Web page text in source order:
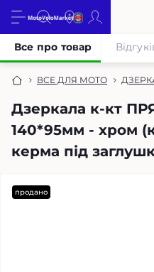
ВСЕ ДЛЯ МОТО
Дзеркала к-кт
140*95мм - хром
керма під
Все про товар
продано